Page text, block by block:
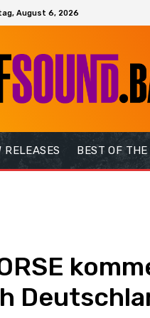
August 6, 2026
RELEASES BEST OF